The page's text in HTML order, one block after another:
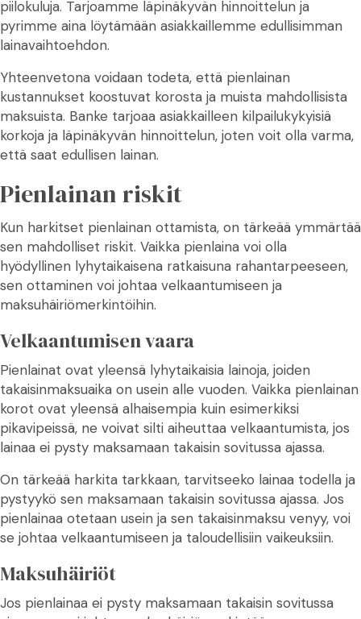
piilokuluja. Tarjoamme läpinäkyvän hinnoittelun ja
pyrimme aina löytämään asiakkaillemme edullisimman
lainavaihtoehdon.
Yhteenvetona voidaan todeta, että pienlainan
kustannukset koostuvat korosta ja muista mahdollisista
maksuista. Banke tarjoaa asiakkailleen kilpailukykyisiä
korkoja ja läpinäkyvän hinnoittelun, joten voit olla varma,
että saat edullisen lainan.
Pienlainan riskit
Kun harkitset pienlainan ottamista, on tärkeää ymmärtää
sen mahdolliset riskit. Vaikka pienlaina voi olla
hyödyllinen lyhytaikaisena ratkaisuna rahantarpeeseen,
sen ottaminen voi johtaa velkaantumiseen ja
maksuhäiriömerkintöihin.
Velkaantumisen vaara
Pienlainat ovat yleensä lyhytaikaisia lainoja, joiden
takaisinmaksuaika on usein alle vuoden. Vaikka pienlainan
korot ovat yleensä alhaisempia kuin esimerkiksi
pikavipeissä, ne voivat silti aiheuttaa velkaantumista, jos
lainaa ei pysty maksamaan takaisin sovitussa ajassa.
On tärkeää harkita tarkkaan, tarvitseeko lainaa todella ja
pystyykö sen maksamaan takaisin sovitussa ajassa. Jos
pienlainaa otetaan usein ja sen takaisinmaksu venyy, voi
se johtaa velkaantumiseen ja taloudellisiin vaikeuksiin.
Maksuhäiriöt
Jos pienlainaa ei pysty maksamaan takaisin sovitussa